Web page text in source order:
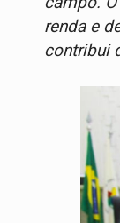
renda e
contribui